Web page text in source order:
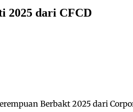
2025 dari CFCD
Berbakt 2025 dari